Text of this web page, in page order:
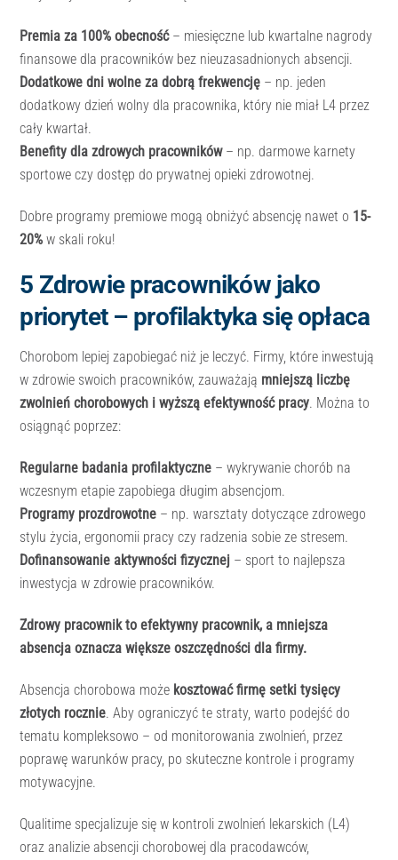
Premia za 100% obecność– miesięczne lub kwartalne nagrody
finansowe dla pracowników bez nieuzasadnionych absencji.
Dodatkowe dni wolne za dobrą frekwencję – np. jeden
dodatkowy dzień wolny dla pracownika, który nie miał L4 przez
cały kwartał.
Benefity dla zdrowych pracowników– np. darmowe karnety
sportowe czy dostęp do prywatnej opieki zdrowotnej.
Dobre programy premiowe mogą obniżyć absencję nawet o 15-
20% w skali roku!
5️ Zdrowie pracowników jako
priorytet – profilaktyka się opłaca
Chorobom lepiej zapobiegać niż je leczyć. Firmy, które inwestują
w zdrowie swoich pracowników, zauważają mniejszą liczbę
zwolnień chorobowych i wyższą efektywność pracy. Można to
osiągnąć poprzez:
Regularne badania profilaktyczne – wykrywanie chorób na
wczesnym etapie zapobiega długim absencjom.
Programy prozdrowotne – np. warsztaty dotyczące zdrowego
stylu życia, ergonomii pracy czy radzenia sobie ze stresem.
Dofinansowanie aktywności fizycznej – sport to najlepsza
inwestycja w zdrowie pracowników.
Zdrowy pracownik to efektywny pracownik, a mniejsza
absencja oznacza większe oszczędności dla firmy.
Absencja chorobowa może kosztować firmę setki tysięcy
złotych rocznie. Aby ograniczyć te straty, warto podejść do
tematu kompleksowo – od monitorowania zwolnień, przez
poprawę warunków pracy, po skuteczne kontrole i programy
motywacyjne.
Qualitime specjalizuje się w kontroli zwolnień lekarskich (L4)
oraz analizie absencji chorobowej dla pracodawców,